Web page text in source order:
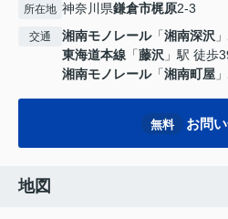
所在地 神奈川県鎌倉市梶原2-3
交通 湘南モノレール「湘南深沢
東海道本線 「藤沢 」駅 徒歩
湘南モノレール「湘南町屋
無料 お問
地図